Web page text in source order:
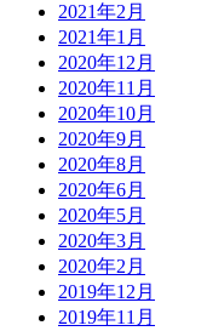
2021年2月
2021年1月
2020年12月
2020年11月
2020年10月
2020年9月
2020年8月
2020年6月
2020年5月
2020年3月
2020年2月
2019年12月
2019年11月